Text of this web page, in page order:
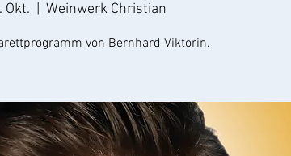
Okt. Weinwerk Christian
von Bernhard Viktorin.